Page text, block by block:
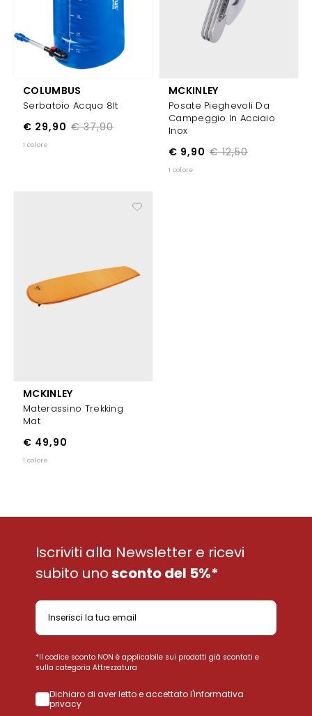
COLUMBUS
Serbatoio Acqua 8lt
€ 37,90
€ 29,90
1 colore
MCKINLEY
Posate Pieghevoli Da
Campeggio In Acciaio
Inox
€ 12,50
€ 9,90
1 colore
MCKINLEY
Materassino Trekking
Mat
€ 49,90
1 colore
Iscriviti alla Newsletter e ricevi
subito unosconto del 5%*
*Il codice sconto NON è applicabile sui prodotti già scontati e
sulla categoria Attrezzatura
Dichiaro di aver letto e accettato l'informativa
privacy